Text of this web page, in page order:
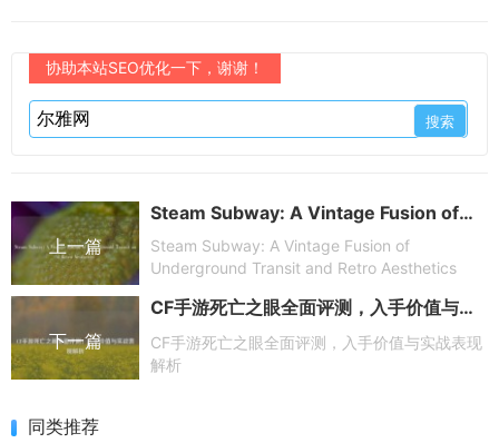
协助本站SEO优化一下，谢谢！
上一篇
Steam Subway: A Vintage Fusion of Underground Transit and Retro Aesthetics
Steam Subway: A Vintage Fusion of
Underground Transit and Retro Aesthetics
下一篇
CF手游死亡之眼全面评测，入手价值与实战表现解析
CF手游死亡之眼全面评测，入手价值与实战表现
解析
同类推荐